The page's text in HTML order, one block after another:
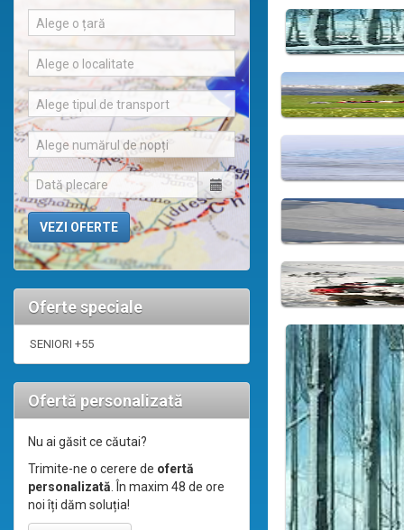
Alege o țară
Alege o localitate
Alege tipul de transport
Alege numărul de nopți
Oferte speciale
SENIORI +55
Ofertă personalizată
Nu ai găsit ce căutai?
Trimite-ne o cerere de ofertă
personalizată. În maxim 48 de ore
noi îți dăm soluția!